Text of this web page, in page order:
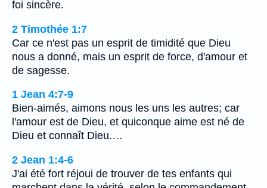
foi sincère.
2 Timothée 1:7
Car ce n'est pas un esprit de timidité que Dieu
nous a donné, mais un esprit de force, d'amour et
de sagesse.
1 Jean 4:7-9
Bien-aimés, aimons nous les uns les autres; car
l'amour est de Dieu, et quiconque aime est né de
Dieu et connaît Dieu.…
2 Jean 1:4-6
J'ai été fort réjoui de trouver de tes enfants qui